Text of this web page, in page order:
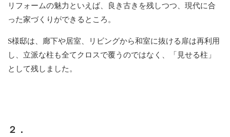
リフォームの魅力といえば、良き古きを残しつつ、現代に合
った家づくりができるところ。
S様邸は、廊下や居室、リビングから和室に抜ける扉は再利用
し、立派な柱も全てクロスで覆うのではなく、「見せる柱」
として残しました。
２．